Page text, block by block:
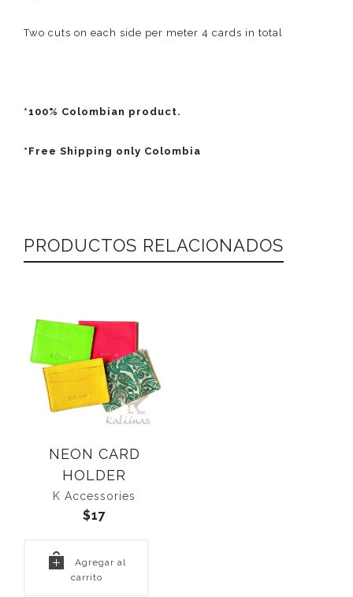
Two cuts on each side per meter 4 cards in total
*100% Colombian product.
*Free Shipping only Colombia
PRODUCTOS RELACIONADOS
NEON CARD
HOLDER
K Accessories
$17
Agregar al
carrito